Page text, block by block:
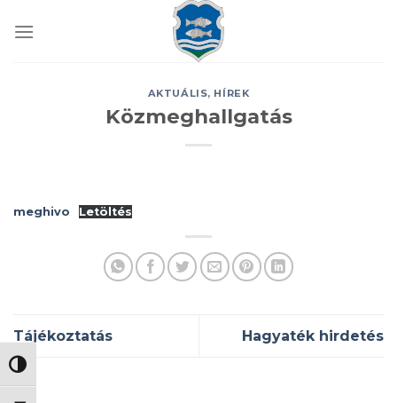
NAGY KONTRASZT VÁLTÁSA
AKTUÁLIS, HÍREK
Közmeghallgatás
meghivo Letöltés
Tájékoztatás Hagyaték hirdetés